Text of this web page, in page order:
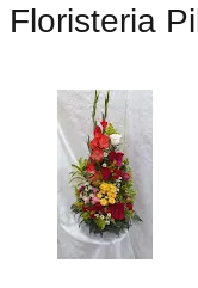
Floristeria